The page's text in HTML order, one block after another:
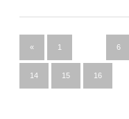
« 1 6
14 15 16